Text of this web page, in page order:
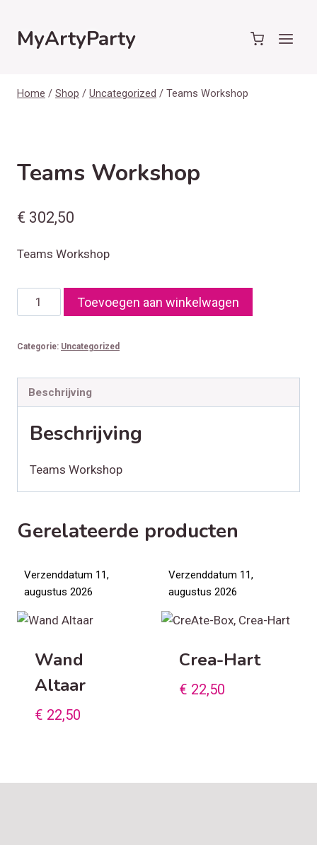
naar
inhoudMyArtyParty
Home / Shop / Uncategorized / Teams Workshop
Teams Workshop
€ 302,50
Teams Workshop
Teams
Workshop
Toevoegen aan winkelwagen
Categorie: Uncategorized
Beschrijving
Beschrijving
Teams Workshop
Gerelateerde producten
Verzenddatum 11,
augustus 2026
Wand
Altaar
€ 22,50
Verzenddatum 11,
augustus 2026
Crea-Hart
€ 22,50